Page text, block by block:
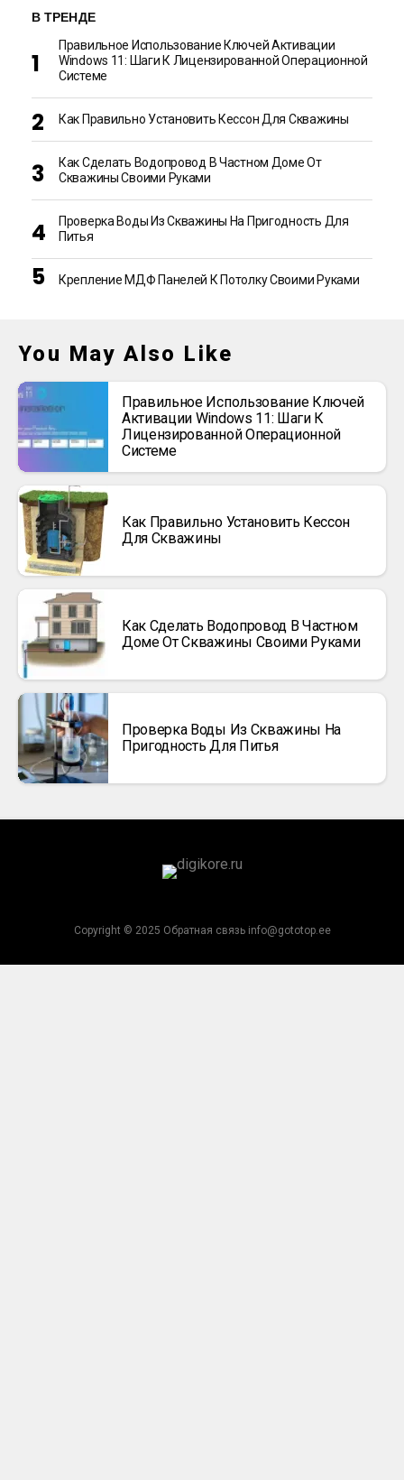
В ТРЕНДЕ
Правильное Использование Ключей Активации
Windows 11: Шаги К Лицензированной Операционной
Системе
Как Правильно Установить Кессон Для Скважины
Как Сделать Водопровод В Частном Доме От
Скважины Своими Руками
Проверка Воды Из Скважины На Пригодность Для
Питья
Крепление МДФ Панелей К Потолку Своими Руками
You May Also Like
Правильное Использование Ключей
Активации Windows 11: Шаги К
Лицензированной Операционной
Системе
Как Правильно Установить Кессон
Для Скважины
Как Сделать Водопровод В Частном
Доме От Скважины Своими Руками
Проверка Воды Из Скважины На
Пригодность Для Питья
Copyright © 2025 Обратная связь info@gototop.ee